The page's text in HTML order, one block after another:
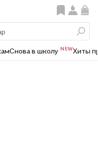
Снова в школу NEWХиты